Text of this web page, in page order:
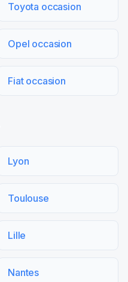
Toyota occasion
Opel occasion
Fiat occasion
Lyon
Toulouse
Lille
Nantes